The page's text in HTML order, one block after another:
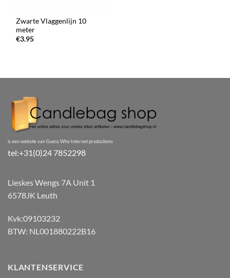
Zwarte Vlaggenlijn 10
meter
€3.95
is een website van Guess Who Internet productions
tel:+31(0)24 7852298
Lieskes Wengs 7A Unit 1
6578JK Leuth
Kvk:09103232
BTW: NL001880222B16
KLANTENSERVICE